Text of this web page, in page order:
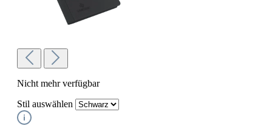
Nicht mehr verfügbar
Stil auswählen